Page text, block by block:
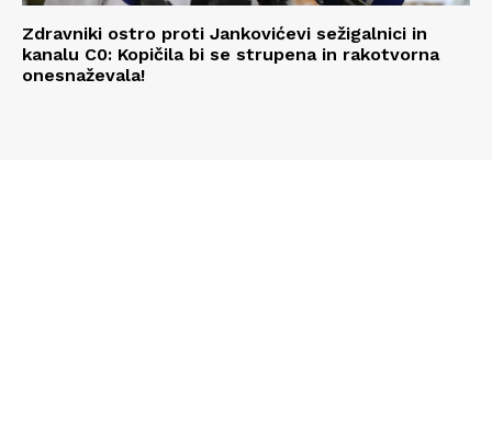
Zdravniki ostro proti Jankovićevi sežigalnici in
kanalu C0: Kopičila bi se strupena in rakotvorna
onesnaževala!